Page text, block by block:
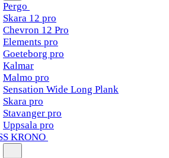
Pergo
Skara 12 pro
Chevron 12 Pro
Elements pro
Goeteborg pro
Kalmar
Malmo pro
Sensation Wide Long Plank
Skara pro
Stavanger pro
Uppsala pro
KRONO